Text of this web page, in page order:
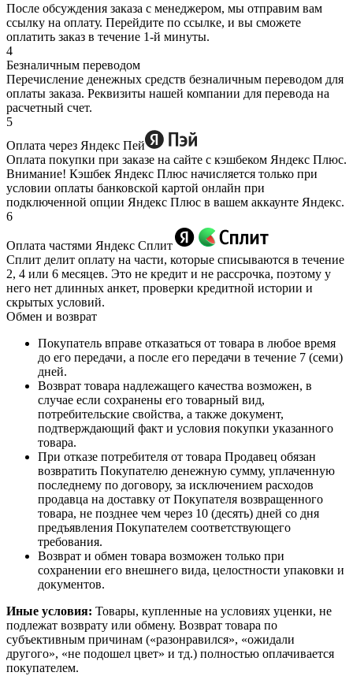
После обсуждения заказа с менеджером, мы отправим вам
ссылку на оплату. Перейдите по ссылке, и вы сможете
оплатить заказ в течение 1-й минуты.
4
Безналичным переводом
Перечисление денежных средств безналичным переводом для
оплаты заказа. Реквизиты нашей компании для перевода на
расчетный счет.
5
Оплата через Яндекс Пей
Оплата покупки при заказе на сайте с кэшбеком Яндекс Плюс.
Внимание! Кэшбек Яндекс Плюс начисляется только при
условии оплаты банковской картой онлайн при
подключенной опции Яндекс Плюс в вашем аккаунте Яндекс.
6
Оплата частями Яндекс Сплит
Сплит делит оплату на части, которые списываются в течение
2, 4 или 6 месяцев. Это не кредит и не рассрочка, поэтому у
него нет длинных анкет, проверки кредитной истории и
скрытых условий.
Обмен и возврат
Покупатель вправе отказаться от товара в любое время
до его передачи, а после его передачи в течение 7 (семи)
дней.
Возврат товара надлежащего качества возможен, в
случае если сохранены его товарный вид,
потребительские свойства, а также документ,
подтверждающий факт и условия покупки указанного
товара.
При отказе потребителя от товара Продавец обязан
возвратить Покупателю денежную сумму, уплаченную
последнему по договору, за исключением расходов
продавца на доставку от Покупателя возвращенного
товара, не позднее чем через 10 (десять) дней со дня
предъявления Покупателем соответствующего
требования.
Возврат и обмен товара возможен только при
сохранении его внешнего вида, целостности упаковки и
документов.
Иные условия: Товары, купленные на условиях уценки, не
подлежат возврату или обмену. Возврат товара по
субъективным причинам («разонравился», «ожидали
другого», «не подошел цвет» и тд.) полностью оплачивается
покупателем.